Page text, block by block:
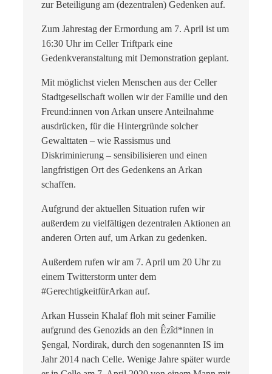
zur Beteiligung am (dezentralen) Gedenken auf.
Zum Jahrestag der Ermordung am 7. April ist um
16:30 Uhr im Celler Triftpark eine
Gedenkveranstaltung mit Demonstration geplant.
Mit möglichst vielen Menschen aus der Celler
Stadtgesellschaft wollen wir der Familie und den
Freund:innen von Arkan unsere Anteilnahme
ausdrücken, für die Hintergründe solcher
Gewalttaten – wie Rassismus und
Diskriminierung – sensibilisieren und einen
langfristigen Ort des Gedenkens an Arkan
schaffen.
Aufgrund der aktuellen Situation rufen wir
außerdem zu vielfältigen dezentralen Aktionen an
anderen Orten auf, um Arkan zu gedenken.
Außerdem rufen wir am 7. April um 20 Uhr zu
einem Twitterstorm unter dem
#GerechtigkeitfürArkan auf.
Arkan Hussein Khalaf floh mit seiner Familie
aufgrund des Genozids an den Êzîd*innen in
Şengal, Nordirak, durch den sogenannten IS im
Jahr 2014 nach Celle. Wenige Jahre später wurde